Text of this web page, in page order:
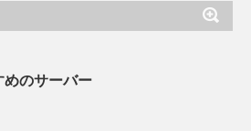
めのサーバー